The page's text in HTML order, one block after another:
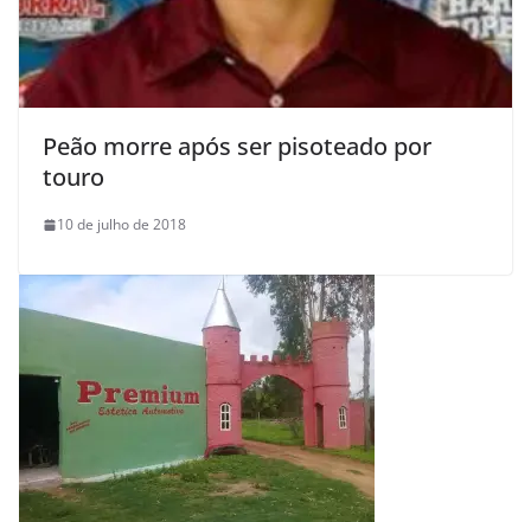
Peão morre após ser pisoteado por
touro
10 de julho de 2018